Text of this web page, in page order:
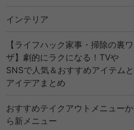
インテリア
【ライフハック家事・掃除の裏ワ
ザ】劇的にラクになる！TVや
SNSで人気＆おすすめアイテムと
アイデアまとめ
おすすめテイクアウトメニューか
ら新メニュー